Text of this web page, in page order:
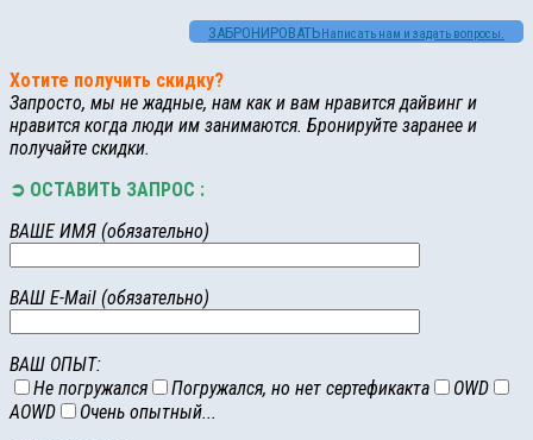
ЗАБРОНИРОВАТЬНаписать нам и задать вопросы.
Хотите получить скидку?
Запросто, мы не жадные, нам как и вам нравится дайвинг и
нравится когда люди им занимаются. Бронируйте заранее и
получайте скидки.
➲ ОСТАВИТЬ ЗАПРОС :
ВАШЕ ИМЯ (обязательно)
ВАШ E-Mail (обязательно)
ВАШ ОПЫТ:
Не погружался
Погружался, но нет сертефикакта
OWD
AOWD
Очень опытный...